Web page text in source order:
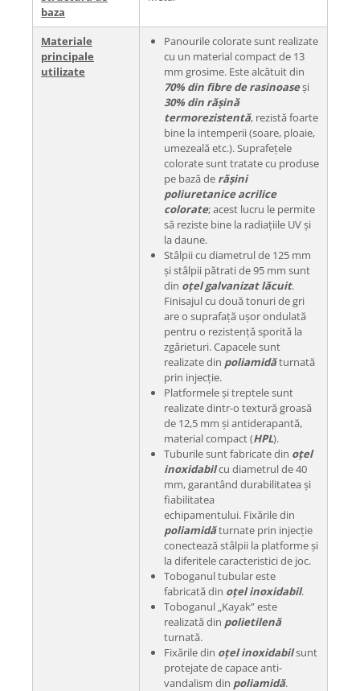
baza
Materiale
principale
utilizate
Panourile colorate sunt realizate
cu un material compact de 13
mm grosime. Este alcătuit din
70% din fibre de rasinoaseși
30% din rășină
termorezistentă, rezistă foarte
bine la intemperii (soare, ploaie,
umezeală etc.). Suprafețele
colorate sunt tratate cu produse
pe bază de rășini
poliuretanice acrilice
colorate; acest lucru le permite
să reziste bine la radiațiile UV și
la daune.
Stâlpii cu diametrul de 125 mm
și stâlpii pătrati de 95 mm sunt
din oțel galvanizat lăcuit.
Finisajul cu două tonuri de gri
are o suprafață ușor ondulată
pentru o rezistență sporită la
zgârieturi. Capacele sunt
realizate din poliamidăturnată
prin injecție.
Platformele și treptele sunt
realizate dintr-o textură groasă
de 12,5 mm și antiderapantă,
material compact (HPL).
Tuburile sunt fabricate din oțel
inoxidabilcu diametrul de 40
mm, garantând durabilitatea și
fiabilitatea
echipamentului. Fixările din
poliamidăturnate prin injecție
conectează stâlpii la platforme și
la diferitele caracteristici de joc.
Toboganul tubular este
fabricată din oțel inoxidabil.
Toboganul „Kayak” este
realizată din polietilenă
turnată.
Fixările din oțel inoxidabilsunt
protejate de capace anti-
vandalism din poliamidă.